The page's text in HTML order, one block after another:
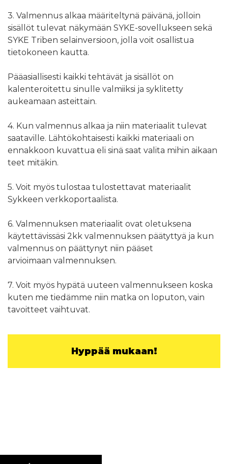
3. Valmennus alkaa määriteltynä päivänä, jolloin
sisällöt tulevat näkymään SYKE-sovellukseen sekä
SYKE Triben selainversioon, jolla voit osallistua
tietokoneen kautta.
Pääasiallisesti kaikki tehtävät ja sisällöt on
kalenteroitettu sinulle valmiiksi ja syklitetty
aukeamaan asteittain.
4. Kun valmennus alkaa ja niin materiaalit tulevat
saataville. Lähtökohtaisesti kaikki materiaali on
ennakkoon kuvattua eli sinä saat valita mihin aikaan
teet mitäkin.
5. Voit myös tulostaa tulostettavat materiaalit
Sykkeen verkkoportaalista.
6. Valmennuksen materiaalit ovat oletuksena
käytettävissäsi 2kk valmennuksen päätyttyä ja kun
valmennus on päättynyt niin pääset
arvioimaan valmennuksen.
7. Voit myös hypätä uuteen valmennukseen koska
kuten me tiedämme niin matka on loputon, vain
tavoitteet vaihtuvat.
Hyppää mukaan!